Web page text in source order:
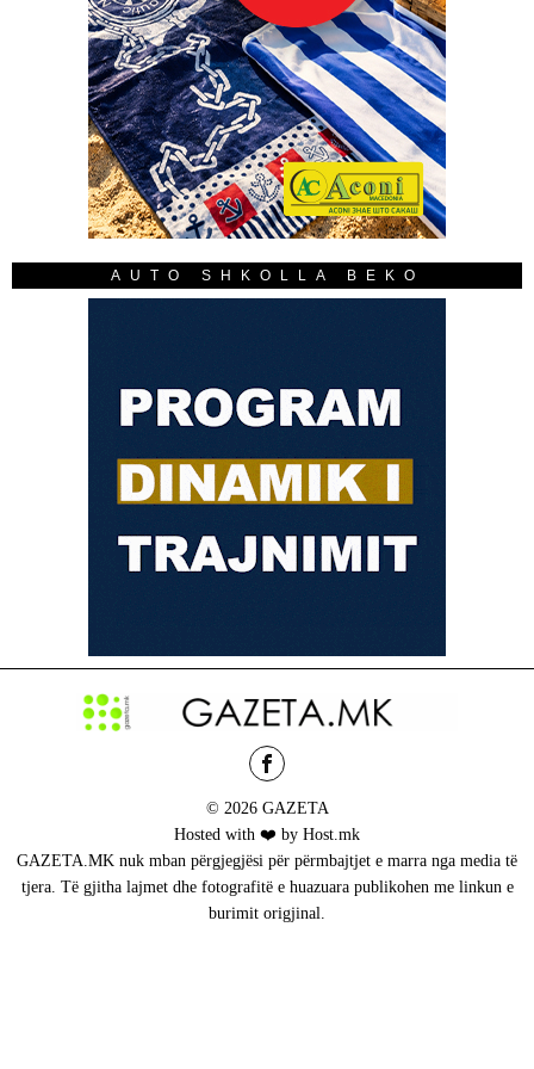
AUTO SHKOLLA BEKO
© 2026 GAZETA
Hosted with ❤️ by Host.mk
GAZETA.MK nuk mban përgjegjësi për përmbajtjet e marra nga media të
tjera. Të gjitha lajmet dhe fotografitë e huazuara publikohen me linkun e
burimit origjinal.